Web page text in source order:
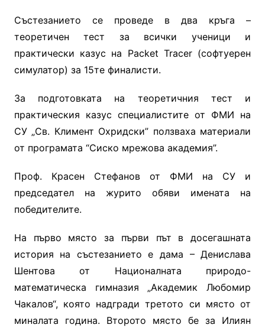
Състезанието се проведе в два кръга –
теоретичен тест за всички ученици и
практически казус на Packet Tracer (софтуерен
симулатор) за 15те финалисти.
За подготовката на теоретичния тест и
практическия казус специалистите от ФМИ на
СУ „Св. Климент Охридски” ползваха материали
от програмата “Сиско мрежова академия”.
Проф. Красен Стефанов от ФМИ на СУ и
председател на журито обяви имената на
победителите.
На първо място за първи път в досегашната
история на състезанието е дама – Денислава
Шентова от Националната природо-
математическа гимназия „Академик Любомир
Чакалов“, която надгради третото си място от
миналата година. Второто място бе за Илиян